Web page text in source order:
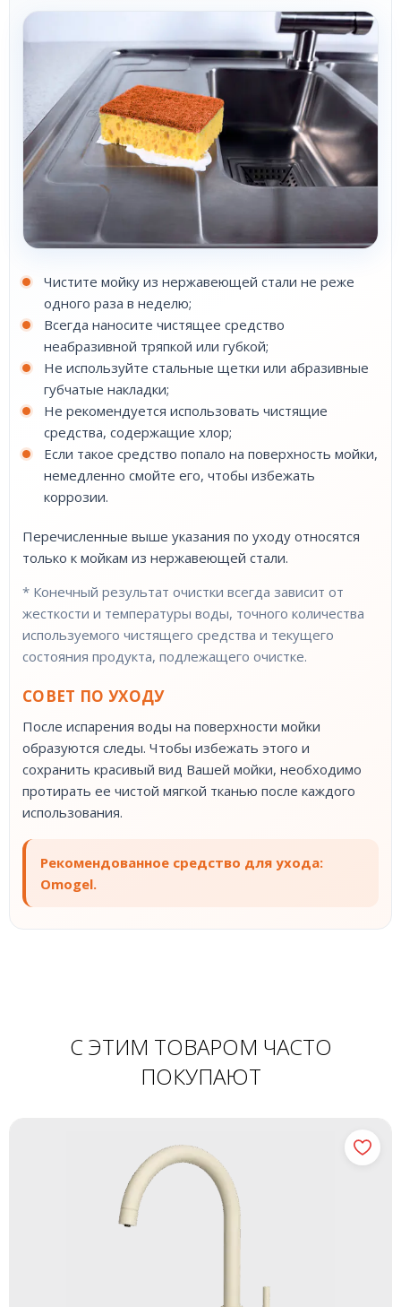
Чистите мойку из нержавеющей стали не реже
одного раза в неделю;
Всегда наносите чистящее средство
неабразивной тряпкой или губкой;
Не используйте стальные щетки или абразивные
губчатые накладки;
Не рекомендуется использовать чистящие
средства, содержащие хлор;
Если такое средство попало на поверхность мойки,
немедленно смойте его, чтобы избежать
коррозии.
Перечисленные выше указания по уходу относятся
только к мойкам из нержавеющей стали.
* Конечный результат очистки всегда зависит от
жесткости и температуры воды, точного количества
используемого чистящего средства и текущего
состояния продукта, подлежащего очистке.
СОВЕТ ПО УХОДУ
После испарения воды на поверхности мойки
образуются следы. Чтобы избежать этого и
сохранить красивый вид Вашей мойки, необходимо
протирать ее чистой мягкой тканью после каждого
использования.
Рекомендованное средство для ухода:
Omogel.
С ЭТИМ ТОВАРОМ ЧАСТО
ПОКУПАЮТ